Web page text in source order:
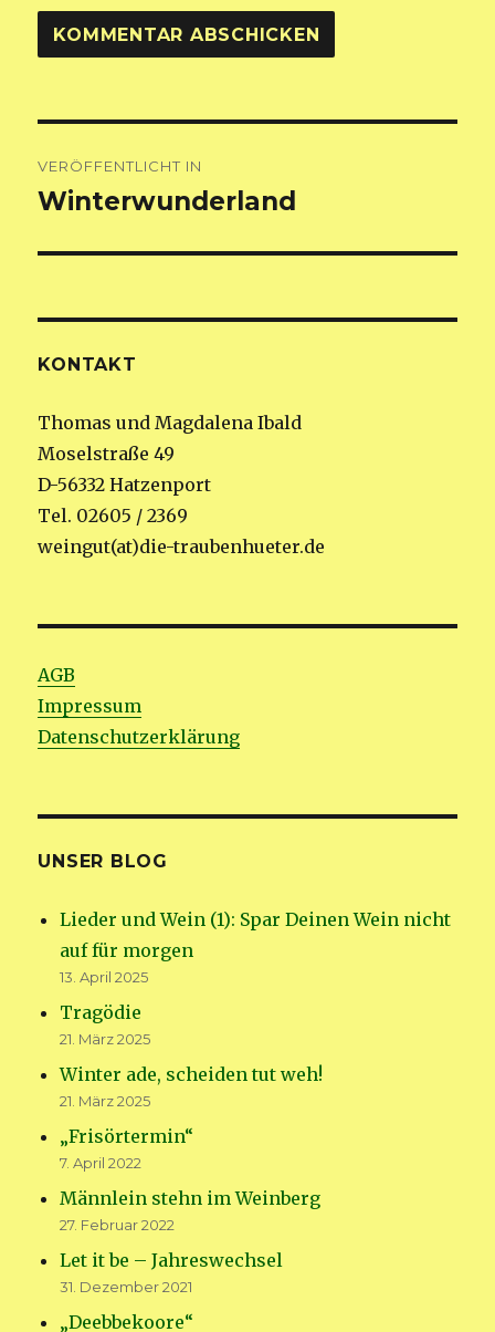
VERÖFFENTLICHT IN
Winterwunderland
KONTAKT
Thomas und Magdalena Ibald
Moselstraße 49
D-56332 Hatzenport
Tel. 02605 / 2369
weingut(at)die-traubenhueter.de
AGB
Impressum
Datenschutzerklärung
UNSER BLOG
Lieder und Wein (1): Spar Deinen Wein nicht
auf für morgen
13. April 2025
Tragödie
21. März 2025
Winter ade, scheiden tut weh!
21. März 2025
„Frisörtermin“
7. April 2022
Männlein stehn im Weinberg
27. Februar 2022
Let it be – Jahreswechsel
31. Dezember 2021
„Deebbekoore“